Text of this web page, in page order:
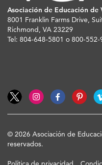
Asociación de Educación de
8001 Franklin Farms Drive,
Richmond, VA 23229
Tel: 804-648-5801 o 800-552-
© 2026 Asociación de
reservados.